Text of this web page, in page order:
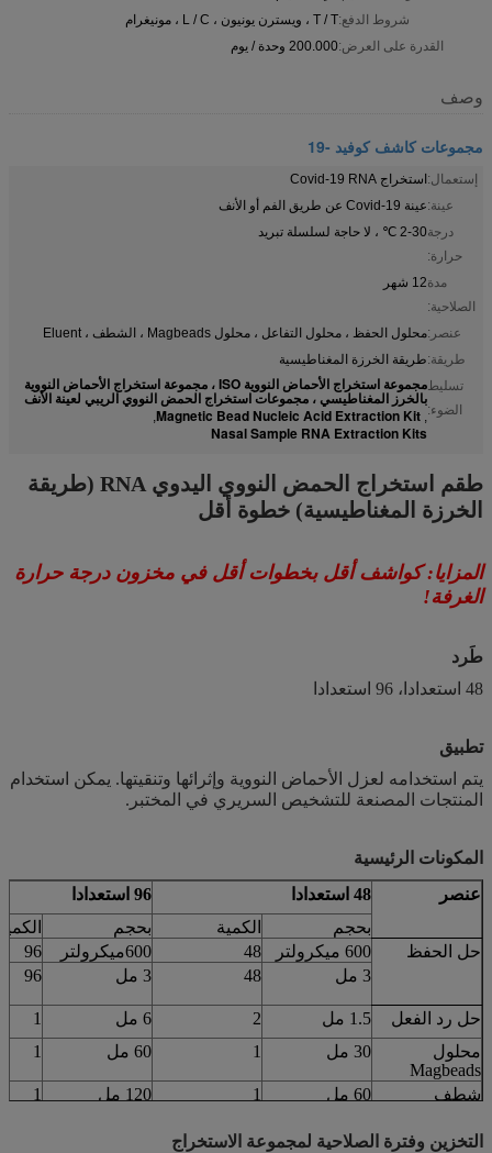
شروط الدفع:T / T ، ويسترن يونيون ، L / C ، مونيغرام
القدرة على العرض:200.000 وحدة / يوم
وصف
مجموعات كاشف كوفيد -19
إستعمال:استخراج Covid-19 RNA
عينة:عينة Covid-19 عن طريق الفم أو الأنف
درجة
حرارة:
2-30 ℃ ، لا حاجة لسلسلة تبريد
مدة
الصلاحية:
12 شهر
عنصر:محلول الحفظ ، محلول التفاعل ، محلول Magbeads ، الشطف ، Eluent
طريقة:طريقة الخرزة المغناطيسية
تسليط
الضوء:
مجموعة استخراج الأحماض النووية ISO ، مجموعة استخراج الأحماض النووية
بالخرز المغناطيسي ، مجموعات استخراج الحمض النووي الريبي لعينة الأنف
,
Magnetic Bead Nucleic Acid Extraction Kit
,
Nasal Sample RNA Extraction Kits
طقم استخراج الحمض النووي اليدوي RNA (طريقة
الخرزة المغناطيسية) خطوة أقل
المزايا: كواشف أقل بخطوات أقل في مخزون درجة حرارة
الغرفة!
طَرد
48 استعدادا، 96 استعدادا
تطبيق
يتم استخدامه لعزل الأحماض النووية وإثرائها وتنقيتها. يمكن استخدام
المنتجات المصنعة للتشخيص السريري في المختبر.
المكونات الرئيسية
عنصر
48 استعدادا
96 استعدادا
بحجم
الكمية بحجم
حل الحفظ
600 ميكرولتر 48
600 ميكرولتر
96
3 مل
48 3 مل 96
حل رد الفعل 1.5 مل 2 6 مل
1
محلول
Magbeads
30 مل 1 60 مل 1
شطف 60 مل 1 120 مل
1
التخزين وفترة الصلاحية لمجموعة الاستخراج